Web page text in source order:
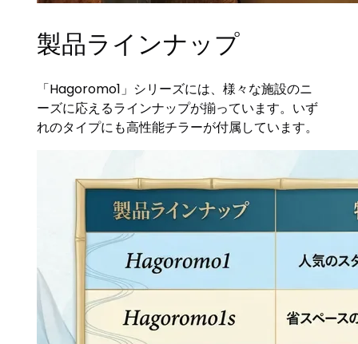
製品ラインナップ
「Hagoromo1」シリーズには、様々な施設のニ
ーズに応えるラインナップが揃っています。いず
れのタイプにも高性能チラーが付属しています。